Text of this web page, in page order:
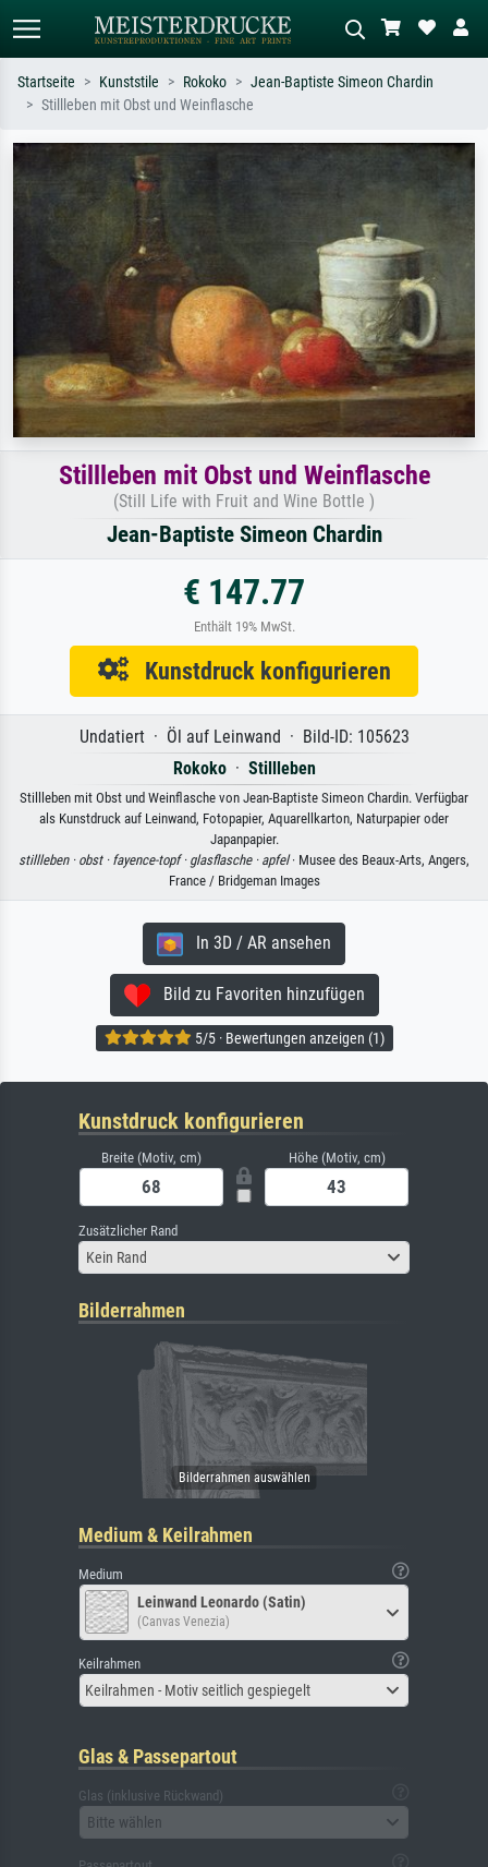
Suchen Sie nach Künstlern, Werktiteln
oder Stilen – z.B. Monet,
Sternennacht, Impressionismus, Welle
Hokusai, Akt.
Beschreiben Sie die Szene – z.B. Grüne
Wiese, Abstrakt mit viel Rot, Dunkles
Ölgemälde, Stehender Akt neben einem
Baum.
Startseite Kunststile Rokoko
Jean-Baptiste Simeon Chardin
Stillleben mit Obst und Weinflasche
Stillleben mit Obst und Weinflasche
(Still Life with Fruit and Wine Bottle )
Jean-Baptiste Simeon Chardin
€ 147.77
Enthält 19% MwSt.
Kunstdruck konfigurieren
Undatiert · Öl auf Leinwand · Bild-ID: 105623
Rokoko· Stillleben
Stillleben mit Obst und Weinflasche von Jean-Baptiste Simeon Chardin. Verfügbar
als Kunstdruck auf Leinwand, Fotopapier, Aquarellkarton, Naturpapier oder
Japanpapier.
stillleben · obst · fayence-topf · glasflasche · apfel· Musee des Beaux-Arts, Angers,
France / Bridgeman Images
In 3D / AR ansehen
Bild zu Favoriten hinzufügen
5/5 · Bewertungen anzeigen (1)
Kunstdruck konfigurieren
Breite (Motiv, cm) Höhe (Motiv, cm)
Zusätzlicher Rand
Kein Rand
Bilderrahmen
Medium & Keilrahmen
Medium
Leinwand Leonardo (Satin)
(Canvas Venezia)
Keilrahmen
Keilrahmen - Motiv seitlich gespiegelt
Glas & Passepartout
Glas (inklusive Rückwand)
Bitte wählen